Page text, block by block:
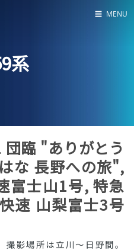
☰ MENU
系
臨 "ありがとう
な 長野への旅",
富士山1号, 特急
速 山梨富士3号
影場所は立川〜日野間。